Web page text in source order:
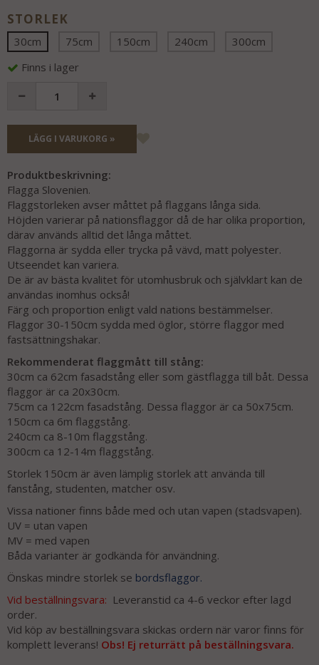
STORLEK
30cm 75cm 150cm 240cm
300cm
Finns i lager
LÄGG I VARUKORG »
Produktbeskrivning:
Flagga Slovenien.
Flaggstorleken avser måttet på flaggans långa sida.
Höjden varierar på nationsflaggor då de har olika proportion,
därav används alltid det långa måttet.
Flaggorna är sydda eller trycka på vävd, matt polyester.
Utseendet kan variera.
De är av bästa kvalitet för utomhusbruk och självklart kan de
användas inomhus också!
Färg och proportion enligt vald nations bestämmelser.
Flaggor 30-150cm sydda med öglor, större flaggor med
fastsättningshakar.
Rekommenderat flaggmått till stång:
30cm ca 62cm fasadstång eller som gästflagga till båt. Dessa
flaggor är ca 20x30cm.
75cm ca 122cm fasadstång. Dessa flaggor är ca 50x75cm.
150cm ca 6m flaggstång.
240cm ca 8-10m flaggstång.
300cm ca 12-14m flaggstång.
Storlek 150cm är även lämplig storlek att använda till
fanstång, studenten, matcher osv.
Vissa nationer finns både med och utan vapen (stadsvapen).
UV = utan vapen
MV = med vapen
Båda varianter är godkända för användning.
Önskas mindre storlek se bordsflaggor.
Vid beställningsvara: Leveranstid ca 4-6 veckor efter lagd
order.
Vid köp av beställningsvara skickas ordern när varor finns för
komplett leverans! Obs! Ej returrätt på beställningsvara.